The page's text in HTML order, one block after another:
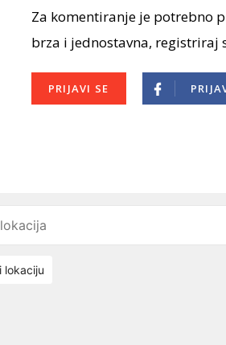
Za komentiranje je potrebno
brza i jednostavna, registriraj
PRIJAVI SE